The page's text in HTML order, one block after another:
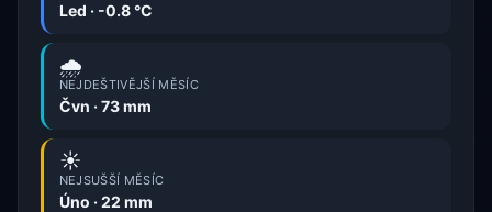
Led · -0.8 °C
🌧️
NEJDEŠTIVĚJŠÍ MĚSÍC
Čvn · 73 mm
☀️
NEJSUŠŠÍ MĚSÍC
Úno · 22 mm